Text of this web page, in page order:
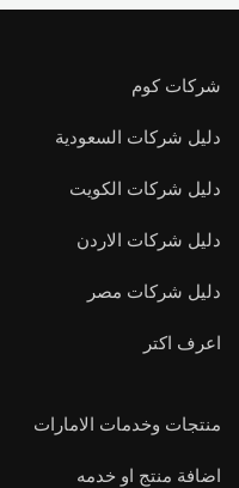
شركات كوم
دليل شركات السعودية
دليل شركات الكويت
دليل شركات الاردن
دليل شركات مصر
اعرف اكتر
منتجات وخدمات الامارات
اضافة منتج او خدمه